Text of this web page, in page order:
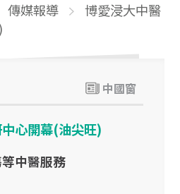
傳媒報導
博愛浸大中醫
中國窗
心開幕(油尖旺)
中醫服務